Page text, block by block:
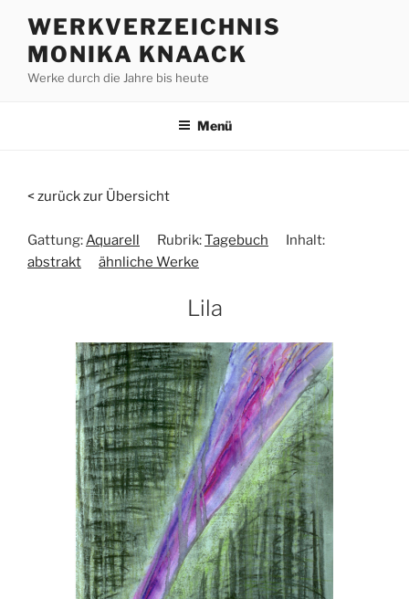
Inhalt
springen
WERKVERZEICHNIS
MONIKA KNAACK
Werke durch die Jahre bis heute
Menü
< zurück zur Übersicht
Gattung: Aquarell Rubrik:Tagebuch
Inhalt:
abstrakt
ähnliche Werke
Lila